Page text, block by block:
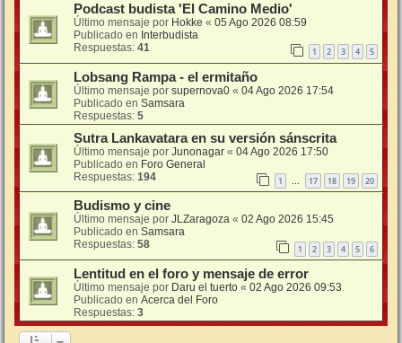
Podcast budista 'El Camino Medio'
Último mensaje por Hokke « 05 Ago 2026 08:59
Publicado en Interbudista
Respuestas: 41 1 2 3 4 5
Lobsang Rampa - el ermitaño
Último mensaje por supernova0 « 04 Ago 2026 17:54
Publicado en Samsara
Respuestas: 5
Sutra Lankavatara en su versión sánscrita
Último mensaje por Junonagar « 04 Ago 2026 17:50
Publicado en Foro General
Respuestas: 194 1 … 17 18 19 20
Budismo y cine
Último mensaje por JLZaragoza « 02 Ago 2026 15:45
Publicado en Samsara
Respuestas: 58 1 2 3 4 5 6
Lentitud en el foro y mensaje de error
Último mensaje por Daru el tuerto « 02 Ago 2026 09:53
Publicado en Acerca del Foro
Respuestas: 3